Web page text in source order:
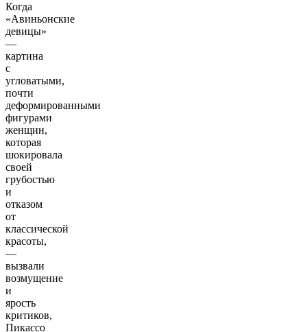
Когда
«Авиньонские
девицы»
—
картина
с
угловатыми,
почти
деформированными
фигурами
женщин,
которая
шокировала
своей
грубостью
и
отказом
от
классической
красоты,
—
вызвали
возмущение
и
ярость
критиков,
Пикассо